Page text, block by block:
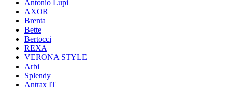
Antonio Lupi
AXOR
Brenta
Bette
Bertocci
REXA
VERONA STYLE
Arbi
Splendy
Antrax IT